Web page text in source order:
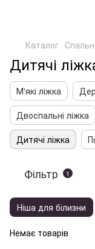
Каталог Спальні
Дитячі
М'які ліжка
Двоспальні ліжка
Дитячі ліжка
Фільтр 1
Ніша для білизни
Немає товарів